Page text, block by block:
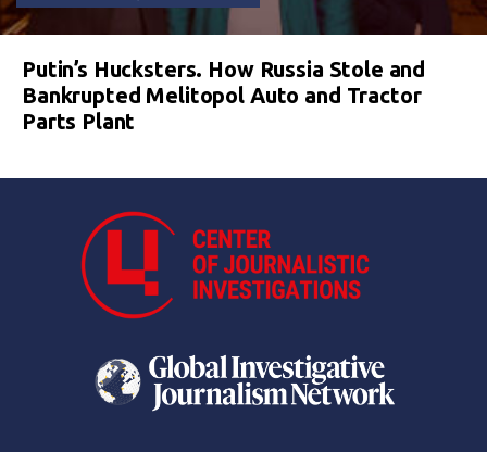
Putin’s Hucksters. How Russia Stole and
Bankrupted Melitopol Auto and Tractor
Parts Plant